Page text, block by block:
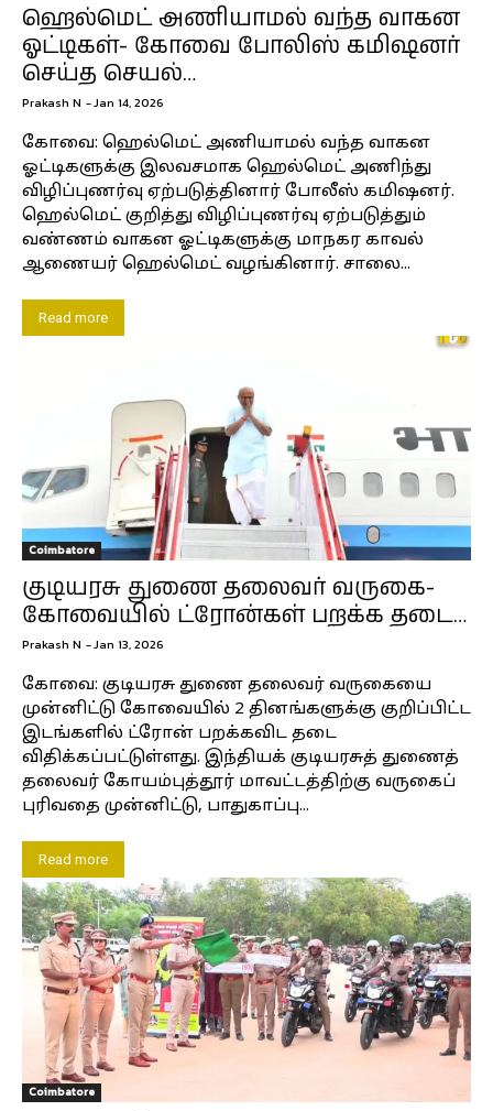
ஹெல்மெட் அணியாமல் வந்த வாகன
ஓட்டிகள்- கோவை போலிஸ் கமிஷனர்
செய்த செயல்…
Prakash N -Jan 14, 2026
கோவை: ஹெல்மெட் அணியாமல் வந்த வாகன
ஓட்டிகளுக்கு இலவசமாக ஹெல்மெட் அணிந்து
விழிப்புணர்வு ஏற்படுத்தினார் போலீஸ் கமிஷனர்.
ஹெல்மெட் குறித்து விழிப்புணர்வு ஏற்படுத்தும்
வண்ணம் வாகன ஓட்டிகளுக்கு மாநகர காவல்
ஆணையர் ஹெல்மெட் வழங்கினார். சாலை...
Read more
Coimbatore
குடியரசு துணை தலைவர் வருகை-
கோவையில் ட்ரோன்கள் பறக்க தடை…
Prakash N -Jan 13, 2026
கோவை: குடியரசு துணை தலைவர் வருகையை
முன்னிட்டு கோவையில் 2 தினங்களுக்கு குறிப்பிட்ட
இடங்களில் ட்ரோன் பறக்கவிட தடை
விதிக்கப்பட்டுள்ளது. இந்தியக் குடியரசுத் துணைத்
தலைவர் கோயம்புத்தூர் மாவட்டத்திற்கு வருகைப்
புரிவதை முன்னிட்டு, பாதுகாப்பு...
Read more
Coimbatore